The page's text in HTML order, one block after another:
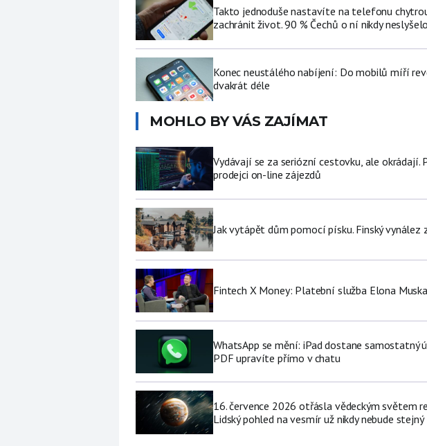
Takto jednoduše nastavíte na telefonu
zachránit život. 90 % Čechů o ní nikdy neslyšelo
Konec neustálého nabíjení: Do mobilů míří
dvakrát déle
MOHLO BY VÁS ZAJÍMAT
Vydávají se za seriózní cestovku, ale okrádají.
prodejci on-line zájezdů
Jak vytápět dům pomocí písku. Finský vynález
Fintech X Money: Platební služba Elona
WhatsApp se mění: iPad dostane samostatný
PDF upravíte přímo v chatu
16. července 2026 otřásla vědeckým světem
Lidský pohled na vesmír už nikdy nebude stejný